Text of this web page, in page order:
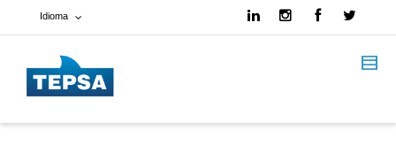
Idioma
Francés
Español